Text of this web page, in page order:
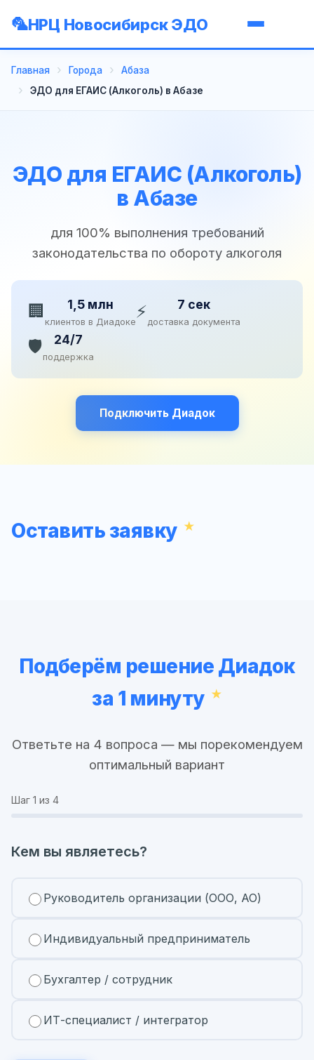
НРЦ Новосибирск ЭДО
Главная Города
Абаза
ЭДО для ЕГАИС (Алкоголь) в Абазе
ЭДО для ЕГАИС (Алкоголь)
в Абазе
для 100% выполнения требований
законодательства по обороту алкоголя
🏢 1,5 млн
клиентов в Диадоке⚡ 7 сек
доставка документа
🛡️ 24/7
поддержка
Подключить Диадок
Оставить заявку
Подберём решение Диадок
за 1 минуту
Ответьте на 4 вопроса — мы порекомендуем
оптимальный вариант
Шаг 1 из 4
Кем вы являетесь?
Руководитель организации (ООО, АО)
Индивидуальный предприниматель
Бухгалтер / сотрудник
ИТ-специалист / интегратор